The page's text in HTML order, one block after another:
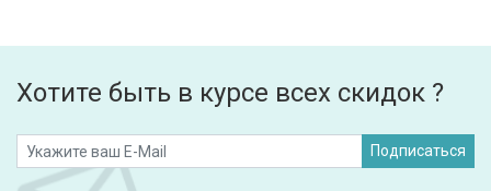
Хотите быть в курсе всех скидок ?
Подписаться